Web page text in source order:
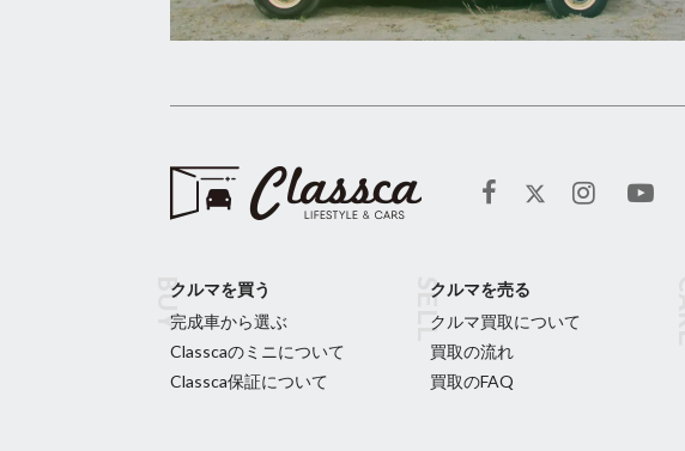
クルマを買う
完成車から選ぶ
Classcaのミニについて
Classca保証について
クルマを売る
クルマ買取について
買取の流れ
買取のFAQ